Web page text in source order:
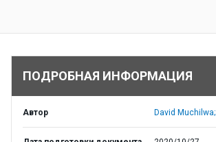
ПОДРОБНАЯ ИНФОРМАЦИЯ
Автор David Muchilwa;